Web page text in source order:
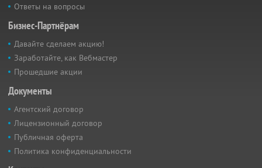
Ответы на вопросы
Бизнес-Партнёрам
Давайте сделаем акцию!
Заработайте, как Вебмастер
Прошедшие акции
Документы
Агентский договор
Лицензионный договор
Публичная оферта
Политика конфиденциальности